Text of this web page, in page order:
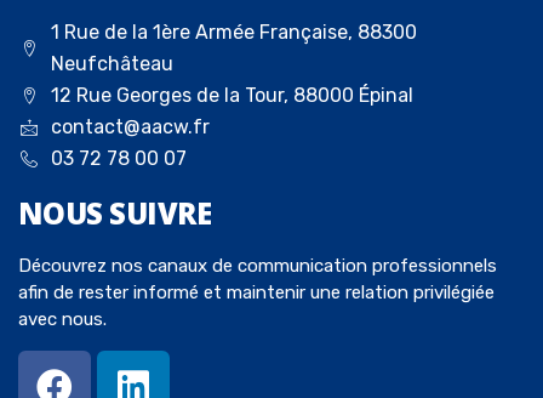
1 Rue de la 1ère Armée Française, 88300
Neufchâteau
12 Rue Georges de la Tour, 88000 Épinal
contact@aacw.fr
03 72 78 00 07
NOUS SUIVRE
Découvrez nos canaux de communication professionnels
afin de rester informé et maintenir une relation privilégiée
avec nous.